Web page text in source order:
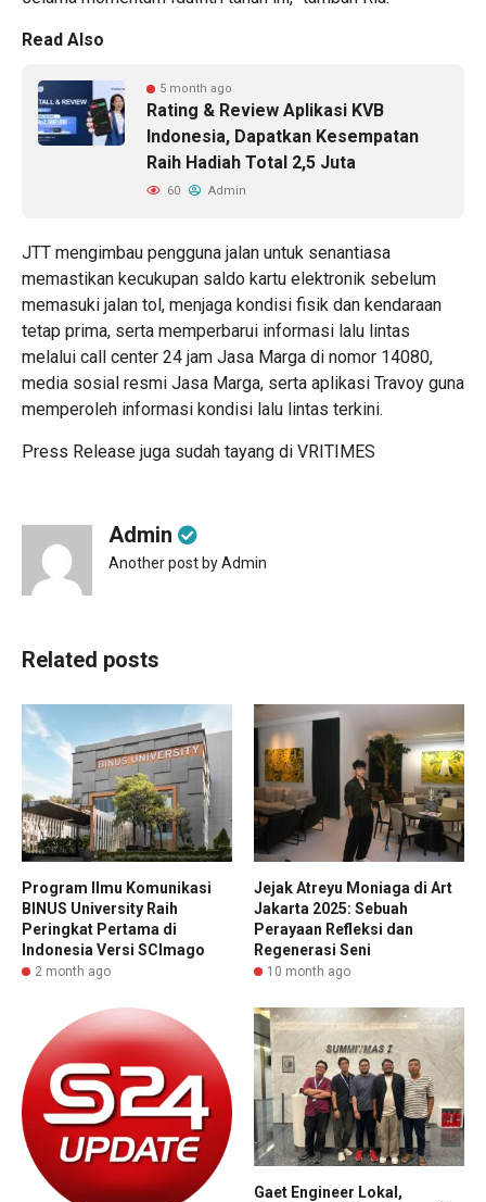
Read Also
5 month ago
Rating & Review Aplikasi KVB
Indonesia, Dapatkan Kesempatan
Raih Hadiah Total 2,5 Juta
60 Admin
JTT mengimbau pengguna jalan untuk senantiasa
memastikan kecukupan saldo kartu elektronik sebelum
memasuki jalan tol, menjaga kondisi fisik dan kendaraan
tetap prima, serta memperbarui informasi lalu lintas
melalui call center 24 jam Jasa Marga di nomor 14080,
media sosial resmi Jasa Marga, serta aplikasi Travoy guna
memperoleh informasi kondisi lalu lintas terkini.
Press Release juga sudah tayang di VRITIMES
Admin
Another post by Admin
Related posts
Program Ilmu Komunikasi
BINUS University Raih
Peringkat Pertama di
Indonesia Versi SCImago
2 month ago
Jejak Atreyu Moniaga di Art
Jakarta 2025: Sebuah
Perayaan Refleksi dan
Regenerasi Seni
10 month ago
Gaet Engineer Lokal,